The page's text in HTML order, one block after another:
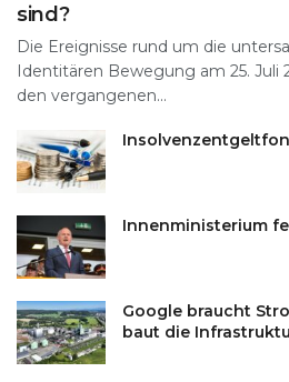
sind?
Die Ereignisse rund um die
Identitären Bewegung am 25. Juli
den vergangenen...
Innenministerium
Google braucht
baut die